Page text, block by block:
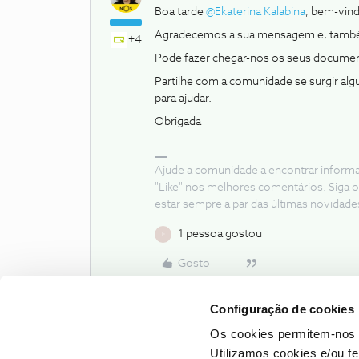
Configuração de cookies
Os cookies permitem-nos
Utilizamos cookies e/ou
+4
Boa tarde ​ @Ekaterina Kalabina, bem-
Agradecemos a sua mensagem e,
Pode fazer chegar-nos os seus
Partilhe com a comunidade se surgir
para ajudar.
Obrigada
Ajude a comunidade a encontrar
"Like" nos melhores comentários. Siga
estar sempre a par das últimas
1 pessoa gostou
Gosto